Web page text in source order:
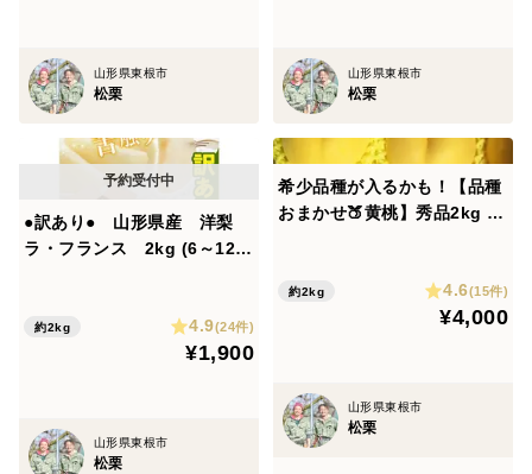
届いた時点で硬いと感じるようであれば、クール便でお
送りしておりますが、風通しの良い、日の当たらない場
所で常温でお好みの硬さになるまで置いてください。た
だし、ナマモノですので置きすぎてしまいますと茶色く
変色し腐れの原因になってしまいますので、様子を見て
いただきながらなるべくお早めにお召し上がりくださ
山形県東根市
松栗
山形県東根市
松栗
●訳あり● 山形県産 洋梨
ラ・フランス 2kg (6～12
約2kg 4.9(24件)
¥1,900
山形県東根市
松栗
希少品種が入るかも！【品種
おまかせ🍑黄桃】秀品2kg ※
約2kg 4.6(15件)
¥4,000
山形県東根市
松栗